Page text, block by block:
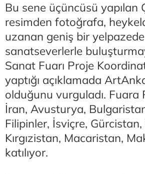
Bu sene üçüncüsü
resimden fotoğrafa,
uzanan geniş bir yelpazede
sanatseverlerle
Sanat Fuarı Proje
yaptığı açıklamada
olduğunu vurguladı.
İran, Avusturya,
Filipinler, İsviçre,
Kırgızistan, Macaristan,
katılıyor.